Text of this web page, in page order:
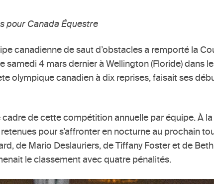
pour Canada Équestre
canadienne de saut d’obstacles a remporté la
samedi 4 mars dernier à Wellington (Floride) dans
olympique canadien à dix reprises, faisait ses
cadre de cette compétition annuelle par équipe. À
pour s’affronter en nocturne au prochain
de Mario Deslauriers, de Tiffany Foster et de
le classement avec quatre pénalités.